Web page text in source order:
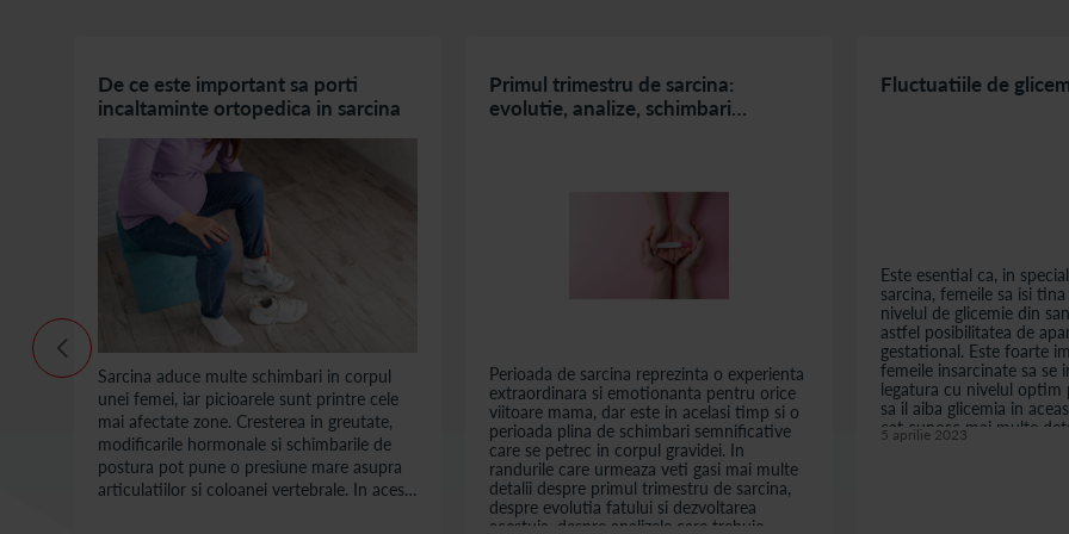
De ce este important sa porti
incaltaminte ortopedica in sarcina
Sarcina aduce multe schimbari in corpul
unei femei, iar picioarele sunt printre cele
mai afectate zone. Cresterea in greutate,
modificarile hormonale si schimbarile de
postura pot pune o presiune mare asupra
articulatiilor si coloanei vertebrale. In acest
Primul trimestru de sarcina:
evolutie, analize, schimbari
Perioada de sarcina reprezinta o experienta
extraordinara si emotionanta pentru orice
viitoare mama, dar este in acelasi timp si o
perioada plina de schimbari semnificative
care se petrec in corpul gravidei. In
randurile care urmeaza veti gasi mai multe
detalii despre primul trimestru de sarcina,
despre evolutia fatului si dezvoltarea
acestuia, despre analizele care trebuie
Fluctuatiile de
Este esential ca, in
sarcina, femeile sa isi
nivelul de glicemie din
astfel posibilitatea de
gestational. Este foarte
femeile insarcinate sa se
legatura cu nivelul optim
sa il aiba glicemia in
cat cunosc mai multe
subiect, cu at...
5 aprilie 2023